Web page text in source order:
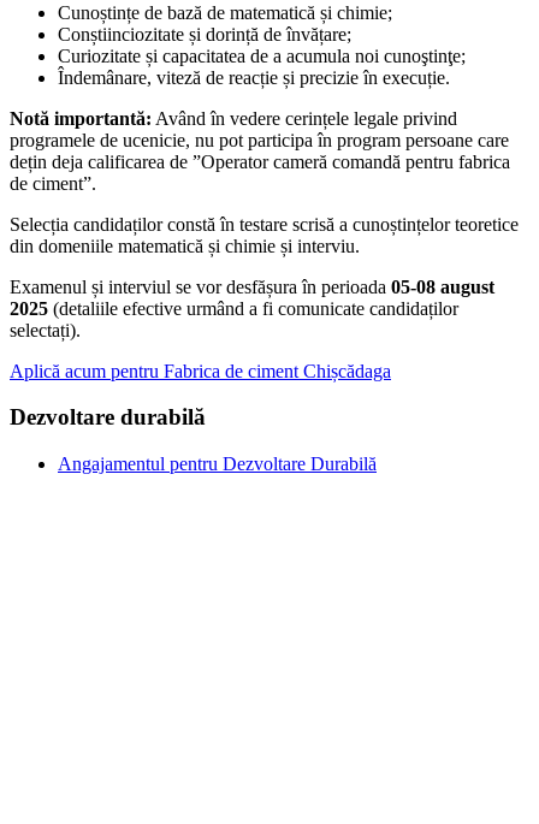
Cunoștințe de bază de matematică și chimie;
Conștiinciozitate și dorință de învățare;
Curiozitate și capacitatea de a acumula noi cunoştinţe;
Îndemânare, viteză de reacție și precizie în execuție.
Notă importantă: Având în vedere cerințele legale privind
programele de ucenicie, nu pot participa în program persoane care
dețin deja calificarea de ”Operator cameră comandă pentru fabrica
de ciment”.
Selecția candidaților constă în testare scrisă a cunoștințelor teoretice
din domeniile matematică și chimie și interviu.
Examenul și interviul se vor desfășura în perioada 05-08 august
2025 (detaliile efective urmând a fi comunicate candidaților
selectați).
Aplică acum pentru Fabrica de ciment Chișcădaga
Dezvoltare durabilă
Angajamentul pentru Dezvoltare Durabilă